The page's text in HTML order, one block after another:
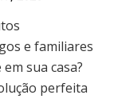
e familiares
sua casa?
perfeita